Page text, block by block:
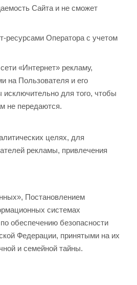
Сайта и не сможет
ресурсами Оператора с учетом
«Интернет» рекламу,
на Пользователя и его
для того, чтобы
не передаются.
целях, для
рекламы, привлечения
Постановлением
системах
обеспечению безопасности
Федерации, принятыми на их
и семейной тайны.